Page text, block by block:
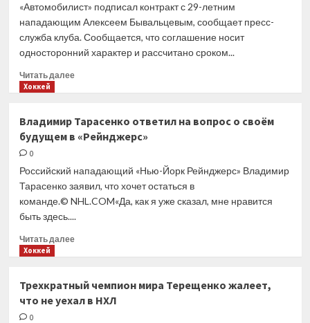
в плей-
офф
НХЛ
«Автомобилист» подписал контракт с 29-летним
нападающим Алексеем Бывальцевым, сообщает пресс-
служба клуба. Сообщается, что соглашение носит
односторонний характер и рассчитано сроком...
Читать далееПрочитать
подписал
контракт
Бывальцевым
Хоккей
Владимир Тарасенко ответил на вопрос о своём
будущем в «Рейнджерс»
0
Российский нападающий «Нью-Йорк Рейнджерс» Владимир
Тарасенко заявил, что хочет остаться в
команде.© NHL.COM«Да, как я уже сказал, мне нравится
быть здесь....
Читать далееПрочитать
Тарасенко
ответил
Хоккей
Трехкратный чемпион мира Терещенко жалеет,
что не уехал в НХЛ
0